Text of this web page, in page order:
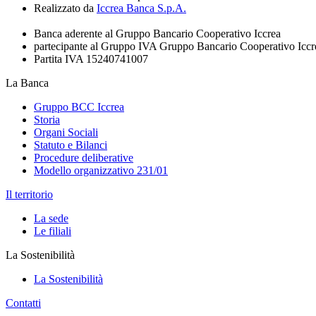
Realizzato da Iccrea Banca S.p.A.
Banca aderente al Gruppo Bancario Cooperativo Iccrea
partecipante al Gruppo IVA Gruppo Bancario Cooperativo
Partita IVA 15240741007
La Banca
Gruppo BCC Iccrea
Storia
Organi Sociali
Statuto e Bilanci
Procedure deliberative
Modello organizzativo 231/01
Il territorio
La sede
Le filiali
La Sostenibilità
La Sostenibilità
Contatti